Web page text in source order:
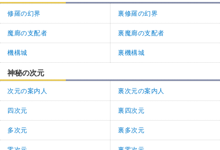
修羅の幻界 裏修羅の幻界
魔廊の支配者 裏魔廊の支配者
機構城 裏機構城
神秘の次元
次元の案内人 裏次元の案内人
四次元 裏四次元
多次元 裏多次元